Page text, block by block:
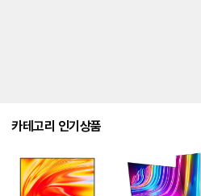
카테고리 인기상품